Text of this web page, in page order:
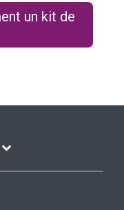
un kit de